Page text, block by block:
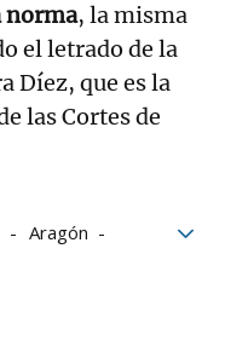
norma, la misma
el letrado de la
Díez, que es la
las Cortes de
Aragón